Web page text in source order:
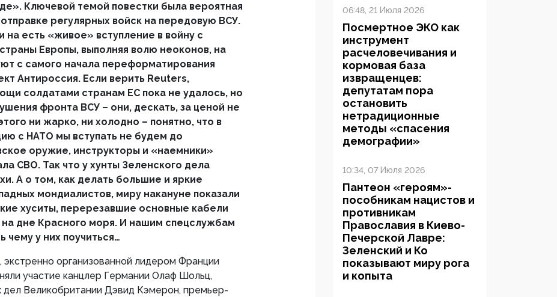
Ключевой темой повестки была вероятная
регулярных войск на передовую ВСУ.
на есть «живое» вступление в войну с
Европы, выполняя волю неоконов, на
с самого начала переформатирования
Антироссия. Если верить Reuters,
солдатами странам ЕС пока не удалось, но
фронта ВСУ – они, дескать, за ценой не
ни жарко, ни холодно – понятно, что в
с НАТО мы вступать не будем до
оружие, инструкторы и «наемники»
СВО. Так что у хунты Зеленского дела
А о том, как делать большие и яркие
мондиалистов, миру накануне показали
хуситы, перерезавшие основные кабели
на дне Красного моря. И нашим спецслужбам
чему у них поучиться…
экстренно организованной лидером Франции
участие канцлер Германии Олаф Шольц,
дел Великобритании Дэвид Кэмерон, премьер-
06:48, 21 Июля 2026
Посмертное ЭКО как
инструмент
расчеловечивания и
кормовая база
извращенцев:
депутатам пора
остановить
нетрадиционные
методы «спасения
демографии»
10:34, 07 Июля 2026
Пантеон «героям»-
пособникам нацистов и
противникам
Православия в Киево-
Печерской Лавре:
Зеленский и Ко
показывают миру рога
и копыта